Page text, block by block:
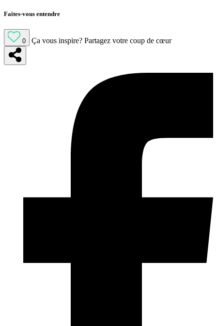
Faites-vous entendre
0 Ça vous inspire? Partagez votre coup de cœur